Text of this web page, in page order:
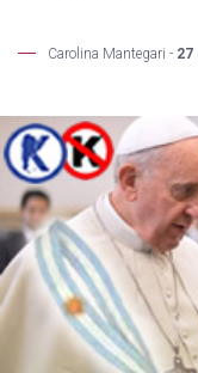
Carolina Mantegari - 27